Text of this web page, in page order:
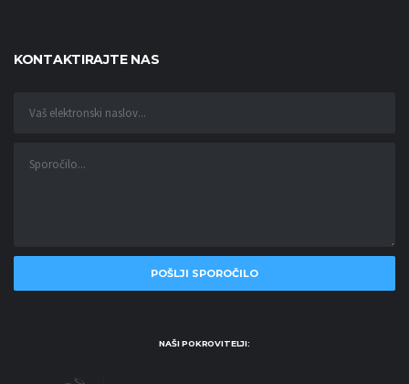
KONTAKTIRAJTE NAS
NAŠI POKROVITELJI: